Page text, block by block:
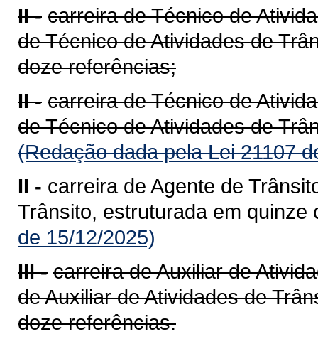
II - carreira de Técnico de
de Técnico de Atividades de
doze referências;
II - carreira de Técnico de
de Técnico de Atividades de
(Redação dada pela Lei 21107
II - carreira de Agente de
Trânsito, estruturada em quinze
de 15/12/2025)
III - carreira de Auxiliar de
de Auxiliar de Atividades de
doze referências.